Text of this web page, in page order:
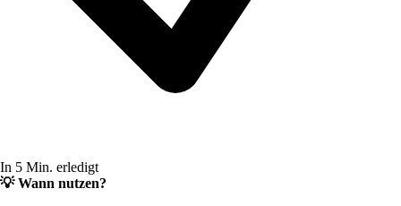
In 5 Min. erledigt
💡Wann nutzen?